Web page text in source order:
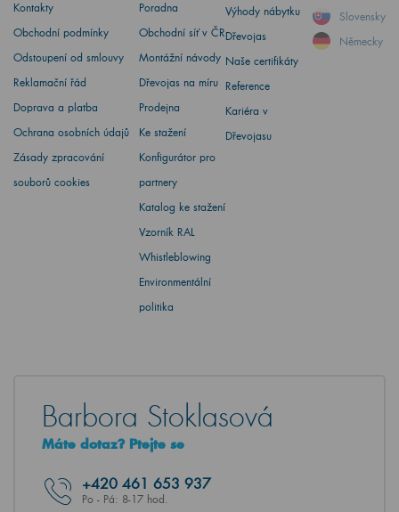
Kontakty
Obchodní podmínky
Odstoupení od smlouvy
Reklamační řád
Doprava a platba
Ochrana osobních údajů
Zásady zpracování
souborů cookies
Poradna
Obchodní síť v ČR
Montážní návody
Dřevojas na míru
Prodejna
Ke stažení
Konfigurátor pro
partnery
Katalog ke stažení
Vzorník RAL
Whistleblowing
Environmentální
politika
Výhody nábytku
Dřevojas
Naše certifikáty
Reference
Kariéra v
Dřevojasu
Slovensky
Německy
Barbora Stoklasová
Máte dotaz? Ptejte se
+420 461 653 937
Po - Pá: 8-17 hod.